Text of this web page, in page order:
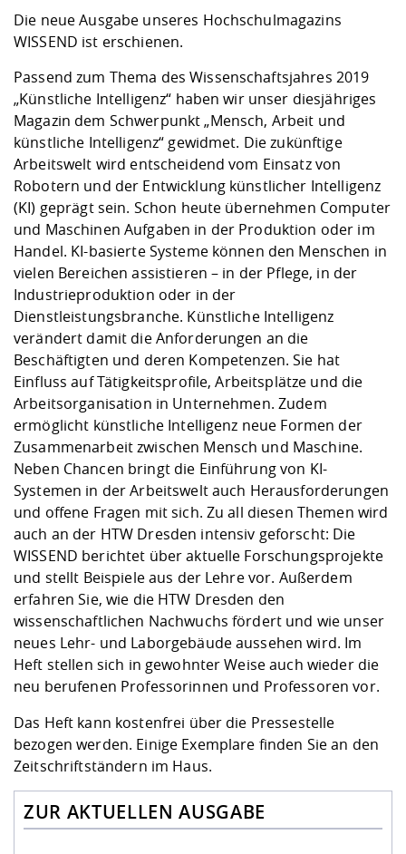
Checkliste zum
und Physik
Digitales Lernen
Fremdsprachen
Jobs, Praktika,
Studentenwerk
Angebote der
Arbeit
Career Service
Weiterbilden im
Formulare und
Internationale
Gründung und
Kooperationen
Klimaschutz &
Förderverein
Informatik/
Landbau/
Maschinenbau
Angebote für Unternehmen
Kontakt und Anfahrt
Qualitätssicherung
Die neue Ausgabe unseres Hochschulmagazins
WISSEND ist erschienen.
Passend zum Thema des Wissenschaftsjahres 2019
„Künstliche Intelligenz“ haben wir unser diesjähriges
Magazin dem Schwerpunkt „Mensch, Arbeit und
künstliche Intelligenz“ gewidmet. Die zukünftige
Arbeitswelt wird entscheidend vom Einsatz von
Robotern und der Entwicklung künstlicher Intelligenz
(KI) geprägt sein. Schon heute übernehmen Computer
und Maschinen Aufgaben in der Produktion oder im
Handel. KI-basierte Systeme können den Menschen in
vielen Bereichen assistieren – in der Pflege, in der
Industrieproduktion oder in der
Dienstleistungsbranche. Künstliche Intelligenz
verändert damit die Anforderungen an die
Beschäftigten und deren Kompetenzen. Sie hat
Einfluss auf Tätigkeitsprofile, Arbeitsplätze und die
Arbeitsorganisation in Unternehmen. Zudem
ermöglicht künstliche Intelligenz neue Formen der
Zusammenarbeit zwischen Mensch und Maschine.
Neben Chancen bringt die Einführung von KI-
Systemen in der Arbeitswelt auch Herausforderungen
und offene Fragen mit sich. Zu all diesen Themen wird
auch an der HTW Dresden intensiv geforscht: Die
WISSEND berichtet über aktuelle Forschungsprojekte
und stellt Beispiele aus der Lehre vor. Außerdem
erfahren Sie, wie die HTW Dresden den
wissenschaftlichen Nachwuchs fördert und wie unser
neues Lehr- und Laborgebäude aussehen wird. Im
Heft stellen sich in gewohnter Weise auch wieder die
neu berufenen Professorinnen und Professoren vor.
Das Heft kann kostenfrei über die Pressestelle
bezogen werden. Einige Exemplare finden Sie an den
Zeitschriftständern im Haus.
ZUR AKTUELLEN AUSGABE